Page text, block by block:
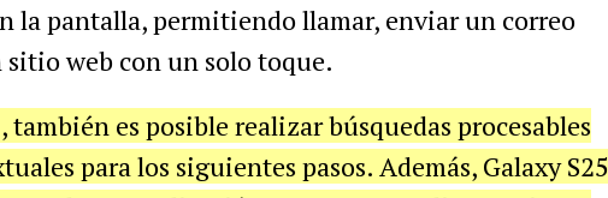
la pantalla, permitiendo llamar, enviar un correo
web con un solo toque.
también es posible realizar búsquedas procesables
para los siguientes pasos. Además, Galaxy S25